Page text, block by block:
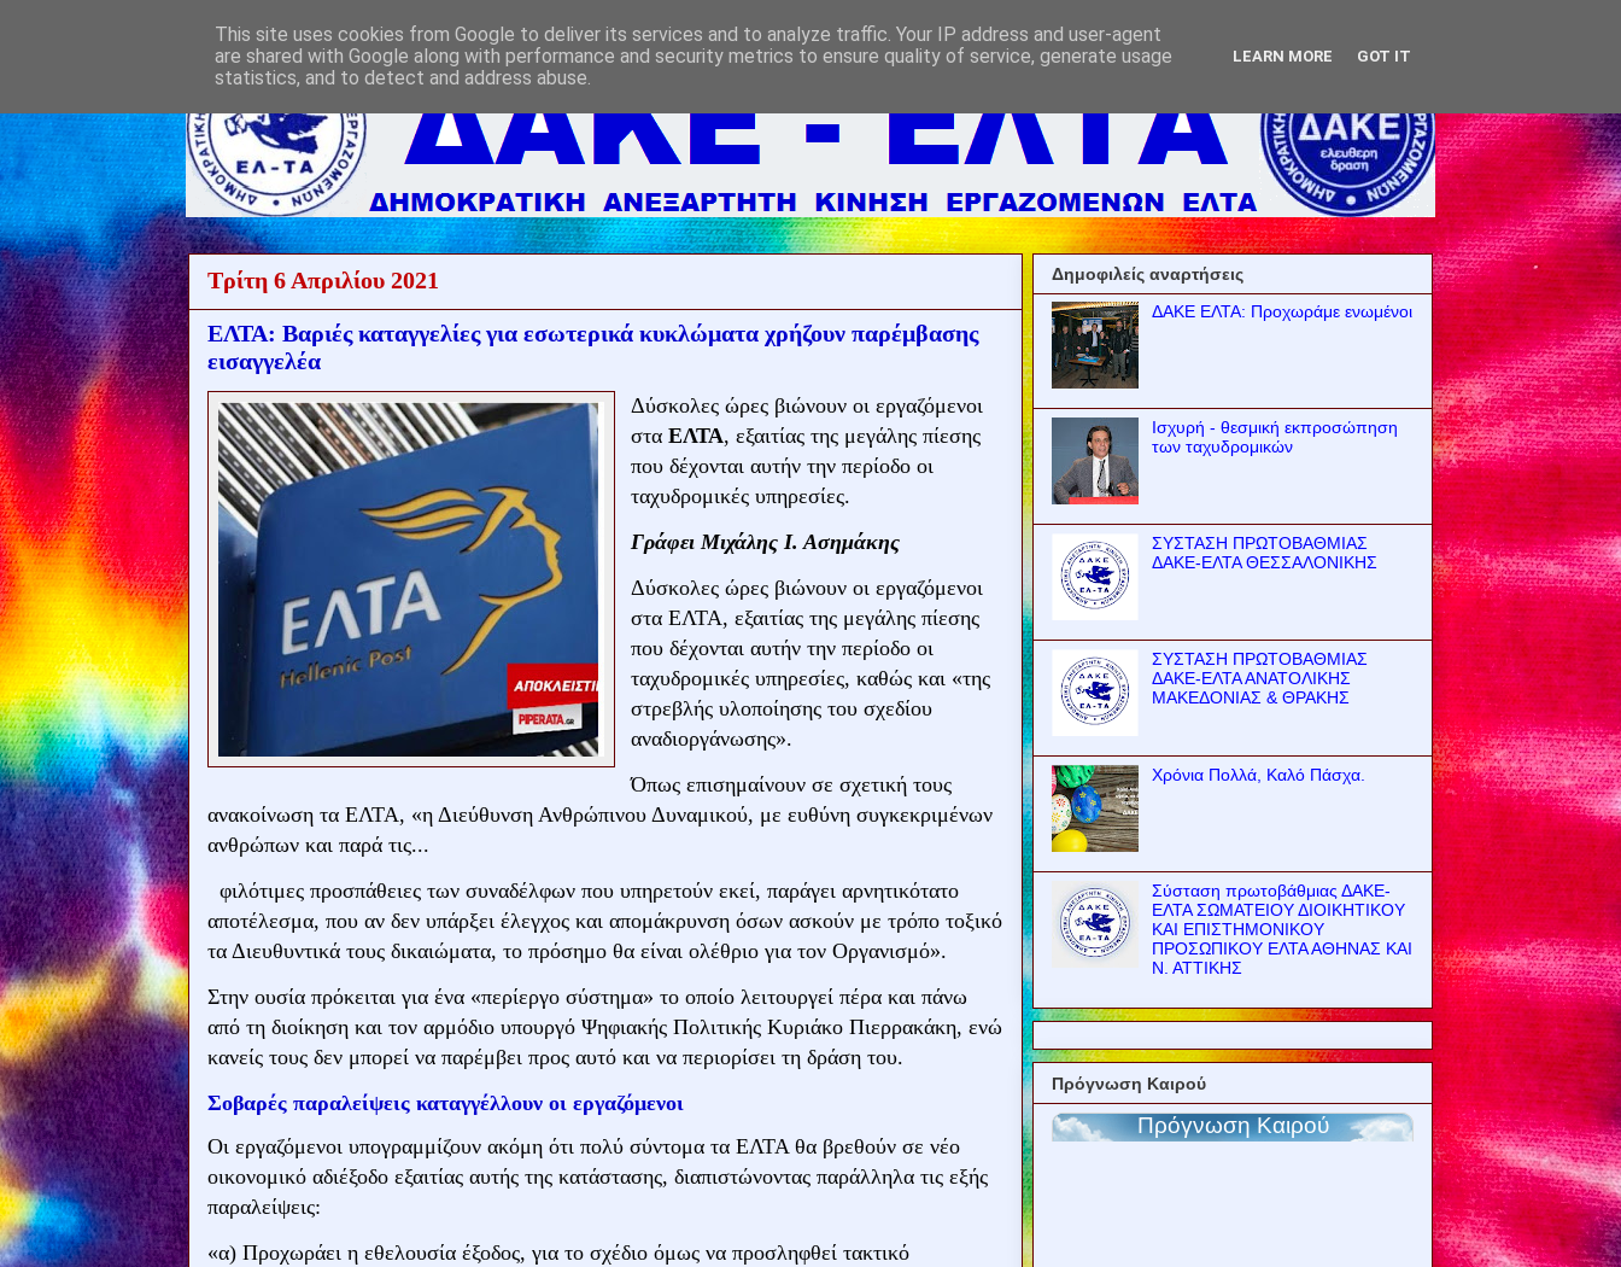
Τρίτη 6 Απριλίου 2021
ΕΛΤΑ: Βαριές καταγγελίες για εσωτερικά κυκλώματα χρήζουν παρέμβασης
εισαγγελέα
Δύσκολες ώρες βιώνουν οι εργαζόμενοι
στα ΕΛΤΑ, εξαιτίας της μεγάλης πίεσης
που δέχονται αυτήν την περίοδο οι
ταχυδρομικές υπηρεσίες.
Γράφει Μιχάλης Ι. Ασημάκης
Δύσκολες ώρες βιώνουν οι εργαζόμενοι
στα ΕΛΤΑ, εξαιτίας της μεγάλης πίεσης
που δέχονται αυτήν την περίοδο οι
ταχυδρομικές υπηρεσίες, καθώς και «της
στρεβλής υλοποίησης του σχεδίου
αναδιοργάνωσης».
Όπως επισημαίνουν σε σχετική τους
ανακοίνωση τα ΕΛΤΑ, «η Διεύθυνση Ανθρώπινου Δυναμικού, με ευθύνη συγκεκριμένων
ανθρώπων και παρά τις...
φιλότιμες προσπάθειες των συναδέλφων που υπηρετούν εκεί, παράγει αρνητικότατο
αποτέλεσμα, που αν δεν υπάρξει έλεγχος και απομάκρυνση όσων ασκούν με τρόπο τοξικό
τα Διευθυντικά τους δικαιώματα, το πρόσημο θα είναι ολέθριο για τον Οργανισμό».
Στην ουσία πρόκειται για ένα «περίεργο σύστημα» το οποίο λειτουργεί πέρα και πάνω
από τη διοίκηση και τον αρμόδιο υπουργό Ψηφιακής Πολιτικής Κυριάκο Πιερρακάκη, ενώ
κανείς τους δεν μπορεί να παρέμβει προς αυτό και να περιορίσει τη δράση του.
Σοβαρές παραλείψεις καταγγέλλουν οι εργαζόμενοι
Οι εργαζόμενοι υπογραμμίζουν ακόμη ότι πολύ σύντομα τα ΕΛΤΑ θα βρεθούν σε νέο
οικονομικό αδιέξοδο εξαιτίας αυτής της κατάστασης, διαπιστώνοντας παράλληλα τις εξής
παραλείψεις:
«α) Προχωράει η εθελουσία έξοδος, για το σχέδιο όμως να προσληφθεί τακτικό
Δημοφιλείς αναρτήσεις
ΔΑΚΕ ΕΛΤΑ: Προχωράμε ενωμένοι
Ισχυρή - θεσμική εκπροσώπηση
των ταχυδρομικών
ΣΥΣΤΑΣΗ ΠΡΩΤΟΒΑΘΜΙΑΣ
ΔΑΚΕ-ΕΛΤΑ ΘΕΣΣΑΛΟΝΙΚΗΣ
ΣΥΣΤΑΣΗ ΠΡΩΤΟΒΑΘΜΙΑΣ
ΔΑΚΕ-ΕΛΤΑ ΑΝΑΤΟΛΙΚΗΣ
ΜΑΚΕΔΟΝΙΑΣ & ΘΡΑΚΗΣ
Χρόνια Πολλά, Καλό Πάσχα.
Σύσταση πρωτοβάθμιας ΔΑΚΕ-
ΕΛΤΑ ΣΩΜΑΤΕΙΟΥ ΔΙΟΙΚΗΤΙΚΟΥ
ΚΑΙ ΕΠΙΣΤΗΜΟΝΙΚΟΥ
ΠΡΟΣΩΠΙΚΟΥ ΕΛΤΑ ΑΘΗΝΑΣ ΚΑΙ
Ν. ΑΤΤΙΚΗΣ
Πρόγνωση Καιρού
This site uses cookies from Google to deliver its services and to analyze traffic. Your IP address and user-agent
are shared with Google along with performance and security metrics to ensure quality of service, generate usage
statistics, and to detect and address abuse.
LEARN MORE GOT IT